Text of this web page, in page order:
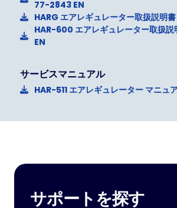
77-2843 EN
HARG エアレギュレーター取扱説明
HAR-600 エアレギュレーター取扱
EN
サービスマニュアル
HAR-511 エアレギュレーター マニュ
サポートを探す